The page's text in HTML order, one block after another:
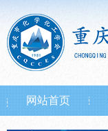
网站首页